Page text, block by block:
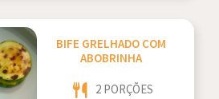
BIFE GRELHADO COM
ABOBRINHA
2 PORÇÕES